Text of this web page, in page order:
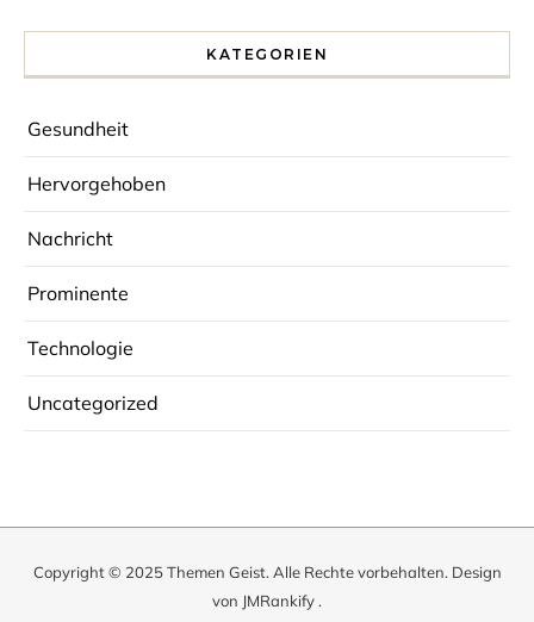
KATEGORIEN
Gesundheit
Hervorgehoben
Nachricht
Prominente
Technologie
Uncategorized
Copyright © 2025Themen Geist. Alle Rechte vorbehalten. Design
von JMRankify.